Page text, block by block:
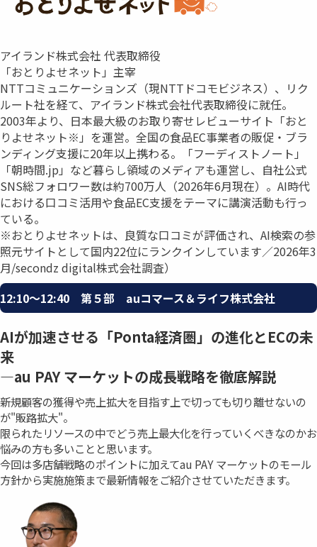
アイランド株式会社 代表取締役
「おとりよせネット」主宰
NTTコミュニケーションズ（現NTTドコモビジネス）、リク
ルート社を経て、アイランド株式会社代表取締役に就任。
2003年より、日本最大級のお取り寄せレビューサイト「おと
りよせネット※」を運営。全国の食品EC事業者の販促・ブラ
ンディング支援に20年以上携わる。「フーディストノート」
「朝時間.jp」など暮らし領域のメディアも運営し、自社公式
SNS総フォロワー数は約700万人（2026年6月現在）。AI時代
における口コミ活用や食品EC支援をテーマに講演活動も行っ
ている。
※おとりよせネットは、良質な口コミが評価され、AI検索の参
照元サイトとして国内22位にランクインしています／2026年3
月/secondz digital株式会社調査）
12:10〜12:40 第５部 auコマース＆ライフ株式会社
AIが加速させる「Ponta経済圏」の進化とECの未
来
―au PAY マーケットの成⻑戦略を徹底解説
新規顧客の獲得や売上拡大を目指す上で切っても切り離せないの
が"販路拡大"。
限られたリソースの中でどう売上最大化を行っていくべきなのかお
悩みの方も多いことと思います。
今回は多店舗戦略のポイントに加えてau PAY マーケットのモール
方針から実施施策まで最新情報をご紹介させていただきます。